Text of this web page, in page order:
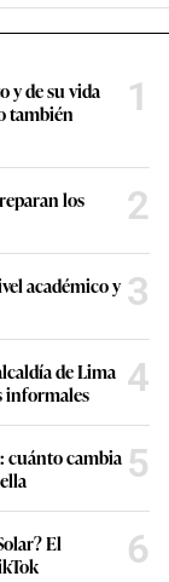
y de su vida
también
1
los
2
académico y 3
de Lima
informales
4
cuánto cambia 5
El
6